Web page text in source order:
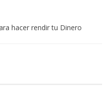
hacer rendir tu Dinero